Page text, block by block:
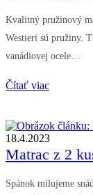
Kvalitný pružinový
Westieri sú pružiny.
vanádiovej ocele…
Čítať viac
18.4.2023
Matrac z 2
Spánok milujeme